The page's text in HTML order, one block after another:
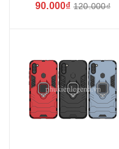
90.000₫ 120.000₫